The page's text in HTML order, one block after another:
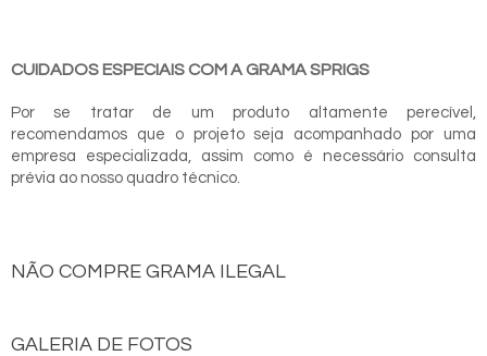
CUIDADOS ESPECIAIS COM A GRAMA SPRIGS
Por se tratar de um produto altamente perecível,
recomendamos que o projeto seja acompanhado por uma
empresa especializada, assim como é necessário consulta
prévia ao nosso quadro técnico.
NÃO COMPRE GRAMA ILEGAL
GALERIA DE FOTOS